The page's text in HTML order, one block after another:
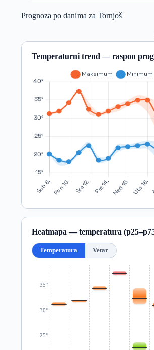
Prognoza po danima za Tornjoš
Temperaturni trend — raspon
Heatmapa — temperatura
Temperatura Vetar
25°
30°
35°